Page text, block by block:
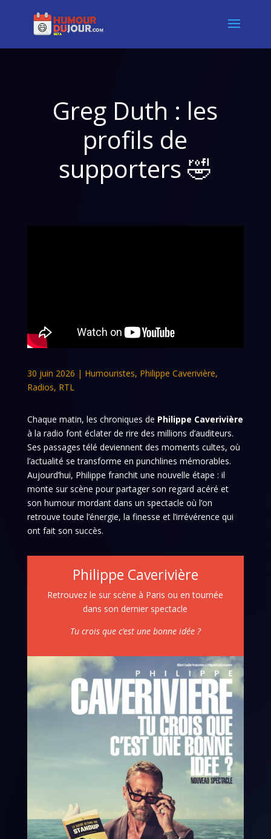
Greg Duth : les
profils de
supporters 🤣
30 juin 2026 | Humouristes, Philippe Caverivière,
Radios, RTL
Chaque matin, les chroniques de Philippe Caverivière
à la radio font éclater de rire des millions d’auditeurs.
Ses passages télé deviennent des moments cultes, où
l’actualité se transforme en punchlines mémorables.
Aujourd’hui, Philippe franchit une nouvelle étape : il
monte sur scène pour partager son regard acéré et
son humour mordant dans un spectacle où l’on
retrouve toute l’énergie, la finesse et l’irrévérence qui
ont fait son succès.
Philippe Caverivière
Retrouvez le sur scène à Paris ou en tournée
dans son dernier spectacle
Tu crois que c’est une bonne idée ?